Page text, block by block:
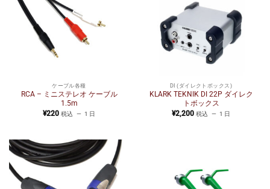
ケーブル各種
RCA – ミニステレオ ケーブル
1.5m
¥220 税込 1 日
DI (ダイレクトボックス)
KLARK TEKNIK DI 22P ダイレク
トボックス
¥2,200 税込 1 日